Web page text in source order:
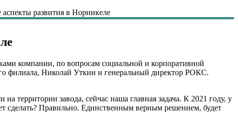
развития в Норникеле
компании, по вопросам социальной и корпоративной
филиала, Николай Уткин и генеральный директор РОКС.
территории завода, сейчас наша главная задача. К 2021 году, у
сделать? Правильно. Единственным верным решением, будет